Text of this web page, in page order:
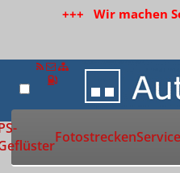
+++ Wir machen
Zur
Fotostrecken